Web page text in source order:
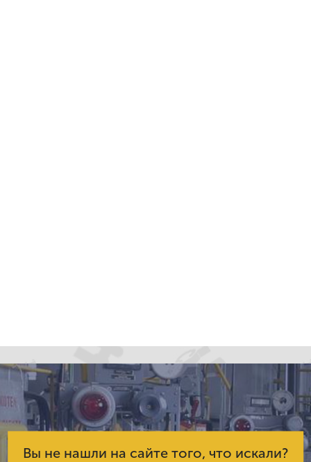
Вы не нашли на сайте того, что искали?